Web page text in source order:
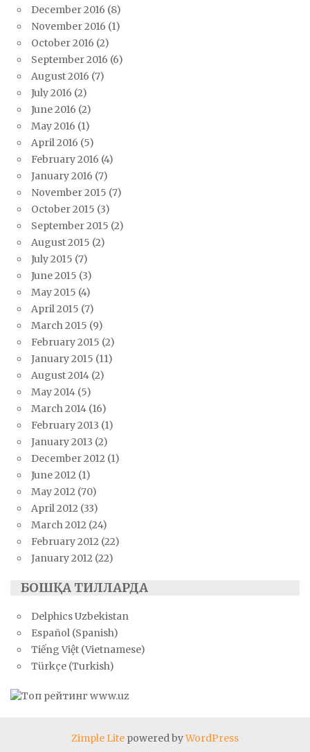
December 2016 (8)
November 2016 (1)
October 2016 (2)
September 2016 (6)
August 2016 (7)
July 2016 (2)
June 2016 (2)
May 2016 (1)
April 2016 (5)
February 2016 (4)
January 2016 (7)
November 2015 (7)
October 2015 (3)
September 2015 (2)
August 2015 (2)
July 2015 (7)
June 2015 (3)
May 2015 (4)
April 2015 (7)
March 2015 (9)
February 2015 (2)
January 2015 (11)
August 2014 (2)
May 2014 (5)
March 2014 (16)
February 2013 (1)
January 2013 (2)
December 2012 (1)
June 2012 (1)
May 2012 (70)
April 2012 (33)
March 2012 (24)
February 2012 (22)
January 2012 (22)
БОШҚА ТИЛЛАРДА
Delphics Uzbekistan
Español (Spanish)
Tiếng Việt (Vietnamese)
Türkçe (Turkish)
Zimple Lite powered byWordPress